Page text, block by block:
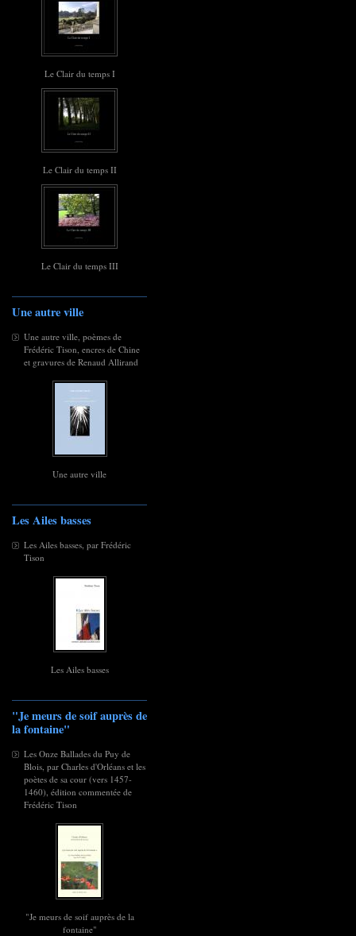
Le Clair du temps I
Le Clair du temps II
Le Clair du temps III
Une autre ville
Une autre ville, poèmes de
Frédéric Tison, encres de Chine
et gravures de Renaud Allirand
Une autre ville
Les Ailes basses
Les Ailes basses, par Frédéric
Tison
Les Ailes basses
"Je meurs de soif auprès de
la fontaine"
Les Onze Ballades du Puy de
Blois, par Charles d'Orléans et les
poètes de sa cour (vers 1457-
1460), édition commentée de
Frédéric Tison
"Je meurs de soif auprès de la
fontaine"